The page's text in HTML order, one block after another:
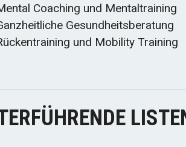
Coaching und Mentaltraining
Gesundheitsberatung
und Mobility Training